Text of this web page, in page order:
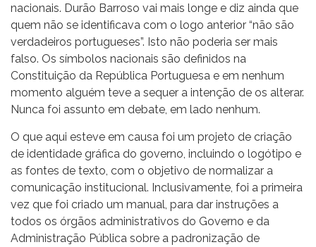
nacionais. Durão Barroso vai mais longe e diz ainda que
quem não se identificava com o logo anterior “não são
verdadeiros portugueses”. Isto não poderia ser mais
falso. Os símbolos nacionais são definidos na
Constituição da República Portuguesa e em nenhum
momento alguém teve a sequer a intenção de os alterar.
Nunca foi assunto em debate, em lado nenhum.
O que aqui esteve em causa foi um projeto de criação
de identidade gráfica do governo, incluindo o logótipo e
as fontes de texto, com o objetivo de normalizar a
comunicação institucional. Inclusivamente, foi a primeira
vez que foi criado um manual, para dar instruções a
todos os órgãos administrativos do Governo e da
Administração Pública sobre a padronização de